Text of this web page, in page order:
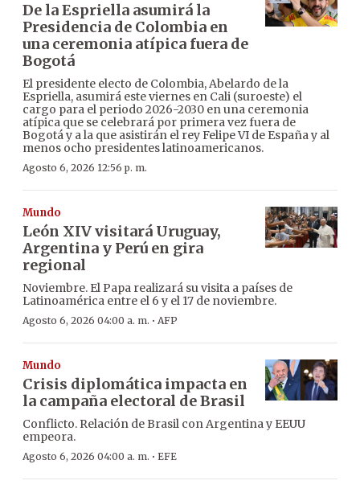
De la Espriella asumirá la
Presidencia de Colombia en
una ceremonia atípica fuera de
Bogotá
El presidente electo de Colombia, Abelardo de la
Espriella, asumirá este viernes en Cali (suroeste) el
cargo para el periodo 2026-2030 en una ceremonia
atípica que se celebrará por primera vez fuera de
Bogotá y a la que asistirán el rey Felipe VI de España y al
menos ocho presidentes latinoamericanos.
Agosto 6, 2026 12:56 p. m.
Mundo
León XIV visitará Uruguay,
Argentina y Perú en gira
regional
Noviembre. El Papa realizará su visita a países de
Latinoamérica entre el 6 y el 17 de noviembre.
Agosto 6, 2026 04:00 a. m. · AFP
Mundo
Crisis diplomática impacta en
la campaña electoral de Brasil
Conflicto. Relación de Brasil con Argentina y EEUU
empeora.
Agosto 6, 2026 04:00 a. m. · EFE